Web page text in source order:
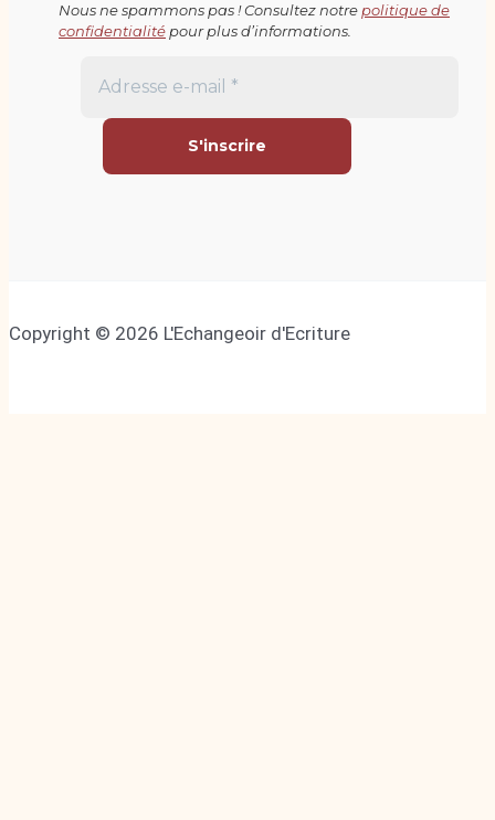
Nous ne spammons pas ! Consultez notre politique de
confidentialité pour plus d’informations.
Copyright © 2026 L'Echangeoir d'Ecriture